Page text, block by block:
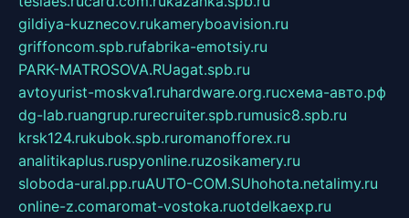
gildiya-kuznecov.rukameryboavision.ru
griffoncom.spb.rufabrika-emotsiy.ru
PARK-MATROSOVA.RUagat.spb.ru
avtoyurist-moskva1.ruhardware.org.ruсхема-авто.рф
dg-lab.ruangrup.rurecruiter.spb.rumusic8.spb.ru
krsk124.rukubok.spb.ruromanofforex.ru
analitikaplus.ruspyonline.ruzosikamery.ru
sloboda-ural.pp.ruAUTO-COM.SUhohota.netalimy.ru
online-z.comaromat-vostoka.ruotdelkaexp.ru